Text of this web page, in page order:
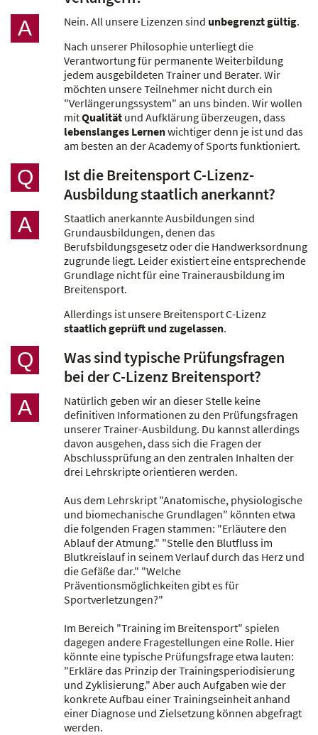
A Nein. All unsere Lizenzen sind unbegrenzt gültig.
Nach unserer Philosophie unterliegt die
Verantwortung für permanente Weiterbildung
jedem ausgebildeten Trainer und Berater. Wir
möchten unsere Teilnehmer nicht durch ein
"Verlängerungssystem" an uns binden. Wir wollen
mitQualität und Aufklärung überzeugen, dass
lebenslanges Lernenwichtiger denn je ist und das
am besten an der Academy of Sports funktioniert.
Q
Ist die Breitensport C-Lizenz-
Ausbildung staatlich anerkannt?
A
Staatlich anerkannte Ausbildungen sind
Grundausbildungen, denen das
Berufsbildungsgesetz oder die Handwerksordnung
zugrunde liegt. Leider existiert eine entsprechende
Grundlage nicht für eine Trainerausbildung im
Breitensport.
Allerdings ist unsere Breitensport C-Lizenz
staatlich geprüft und zugelassen.
Q
Was sind typische Prüfungsfragen
bei der C-Lizenz Breitensport?
A
Natürlich geben wir an dieser Stelle keine
definitiven Informationen zu den Prüfungsfragen
unserer Trainer-Ausbildung. Du kannst allerdings
davon ausgehen, dass sich die Fragen der
Abschlussprüfung an den zentralen Inhalten der
drei Lehrskripte orientieren werden.
Aus dem Lehrskript "Anatomische, physiologische
und biomechanische Grundlagen" könnten etwa
die folgenden Fragen stammen: "Erläutere den
Ablauf der Atmung." "Stelle den Blutfluss im
Blutkreislauf in seinem Verlauf durch das Herz und
die Gefäße dar." "Welche
Präventionsmöglichkeiten gibt es für
Sportverletzungen?"
Im Bereich "Training im Breitensport" spielen
dagegen andere Fragestellungen eine Rolle. Hier
könnte eine typische Prüfungsfrage etwa lauten:
"Erkläre das Prinzip der Trainingsperiodisierung
und Zyklisierung." Aber auch Aufgaben wie der
konkrete Aufbau einer Trainingseinheit anhand
einer Diagnose und Zielsetzung können abgefragt
werden.